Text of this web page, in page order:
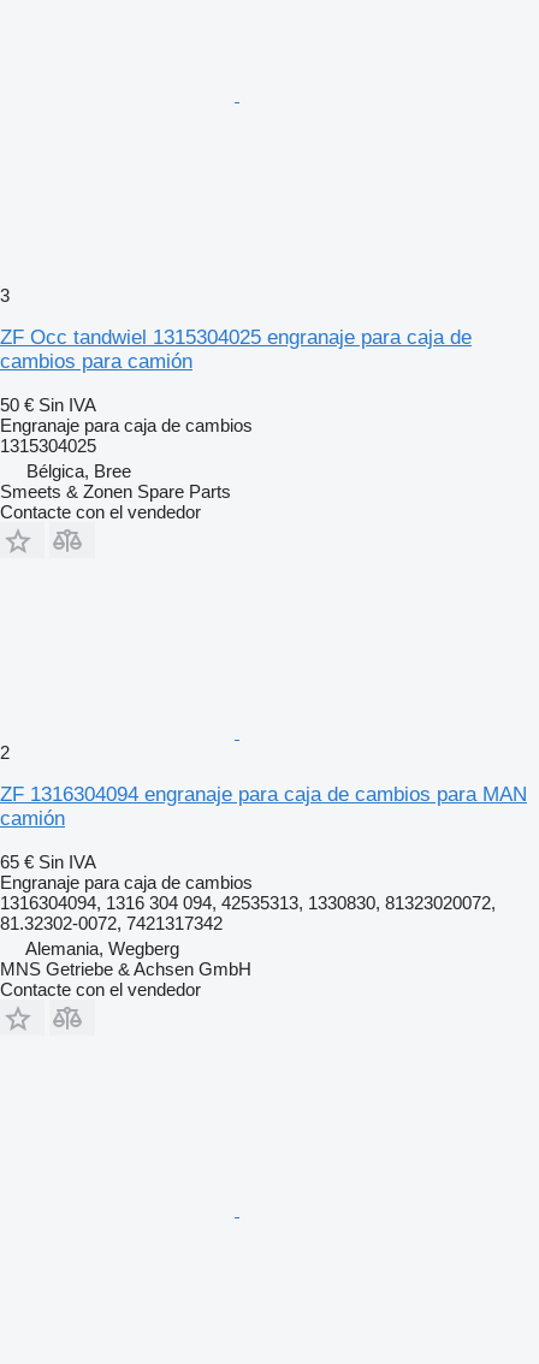
3
ZF Occ tandwiel 1315304025 engranaje para caja de
cambios para camión
50 € Sin IVA
Engranaje para caja de cambios
1315304025
Bélgica, Bree
Smeets & Zonen Spare Parts
Contacte con el vendedor
2
ZF 1316304094 engranaje para caja de cambios para MAN
camión
65 € Sin IVA
Engranaje para caja de cambios
1316304094, 1316 304 094, 42535313, 1330830, 81323020072,
81.32302-0072, 7421317342
Alemania, Wegberg
MNS Getriebe & Achsen GmbH
Contacte con el vendedor